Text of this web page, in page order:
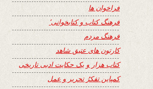
فراخوان ها
فرهنگ کتاب و کتابخوانی٬
فرهنگ مردم
کارتون های عتیق شاهد
کتاب هزار و یک حکایت ادبی تاریخی
کمپاین تفکرُ تحریر و عمل